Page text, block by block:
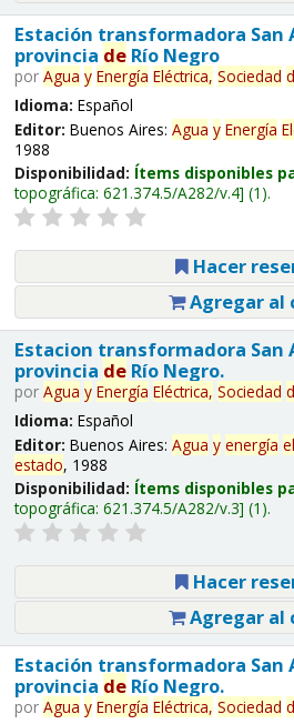
Estación transformadora San
provincia deRío Negro
por Agua y Energía Eléctrica, Sociedad
Idioma: Español
Editor: Buenos Aires: Agua y Energía
1988
Disponibilidad: Ítems disponibles
topográfica: 621.374.5/A282/v.4 (1).
Hacer
Agregar al
Estacion transformadora San
provincia deRío Negro.
por Agua y Energía Eléctrica, Sociedad
Idioma: Español
Editor: Buenos Aires: Agua y energía
estado, 1988
Disponibilidad: Ítems disponibles
topográfica: 621.374.5/A282/v.3 (1).
Hacer
Agregar al
Estación transformadora San
provincia deRío Negro.
por Agua y Energía Eléctrica, Sociedad